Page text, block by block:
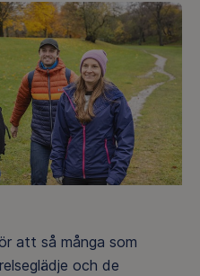
att så många som
och de